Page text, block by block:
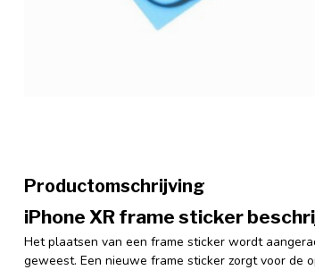
Productomschrijving
iPhone XR frame sticker
Het plaatsen van een frame sticker wordt
geweest. Een nieuwe frame sticker zorgt voor de